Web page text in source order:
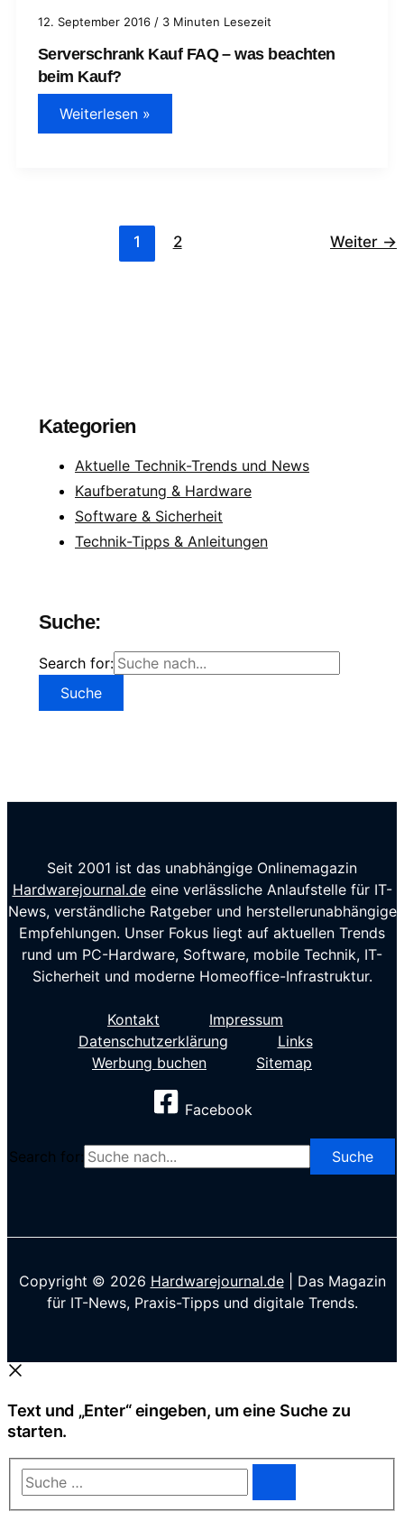
12. September 2016 / 3 Minuten Lesezeit
Serverschrank Kauf FAQ – was beachten
beim Kauf?
Serverschrank
Kauf
FAQ
Weiterlesen »
1 2 Weiter →
Kategorien
Aktuelle Technik-Trends und News
Kaufberatung & Hardware
Software & Sicherheit
Technik-Tipps & Anleitungen
Suche:
Search for:
Seit 2001 ist das unabhängige Onlinemagazin
Hardwarejournal.deeine verlässliche Anlaufstelle für IT-
News, verständliche Ratgeber und herstellerunabhängige
Empfehlungen. Unser Fokus liegt auf aktuellen Trends
rund um PC-Hardware, Software, mobile Technik, IT-
Sicherheit und moderne Homeoffice-Infrastruktur.
Kontakt
Impressum
Datenschutzerklärung
Links
Werbung buchen
Sitemap
Facebook
Search for:
Copyright © 2026 Hardwarejournal.de| Das Magazin
für IT-News, Praxis-Tipps und digitale Trends.
Text und „Enter“ eingeben, um eine Suche zu
starten.
Suche
…